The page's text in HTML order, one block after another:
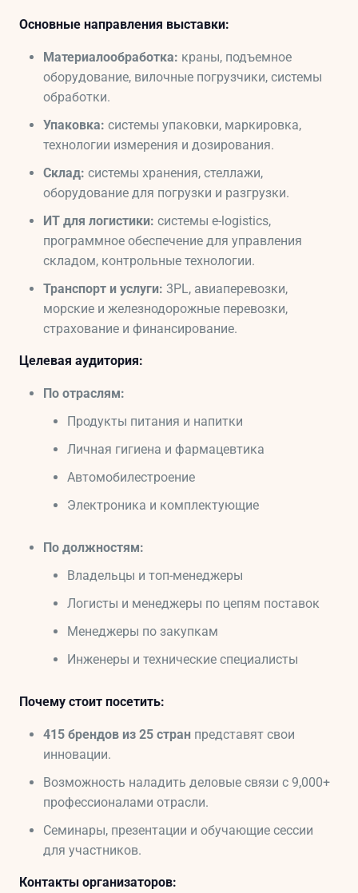
Основные направления выставки:
Материалообработка: краны, подъемное
оборудование, вилочные погрузчики, системы
обработки.
Упаковка: системы упаковки, маркировка,
технологии измерения и дозирования.
Склад: системы хранения, стеллажи,
оборудование для погрузки и разгрузки.
ИТ для логистики: системы e-logistics,
программное обеспечение для управления
складом, контрольные технологии.
Транспорт и услуги: 3PL, авиаперевозки,
морские и железнодорожные перевозки,
страхование и финансирование.
Целевая аудитория:
По отраслям:
Продукты питания и напитки
Личная гигиена и фармацевтика
Автомобилестроение
Электроника и комплектующие
По должностям:
Владельцы и топ-менеджеры
Логисты и менеджеры по цепям поставок
Менеджеры по закупкам
Инженеры и технические специалисты
Почему стоит посетить:
415 брендов из 25 стран представят свои
инновации.
Возможность наладить деловые связи с 9,000+
профессионалами отрасли.
Семинары, презентации и обучающие сессии
для участников.
Контакты организаторов: